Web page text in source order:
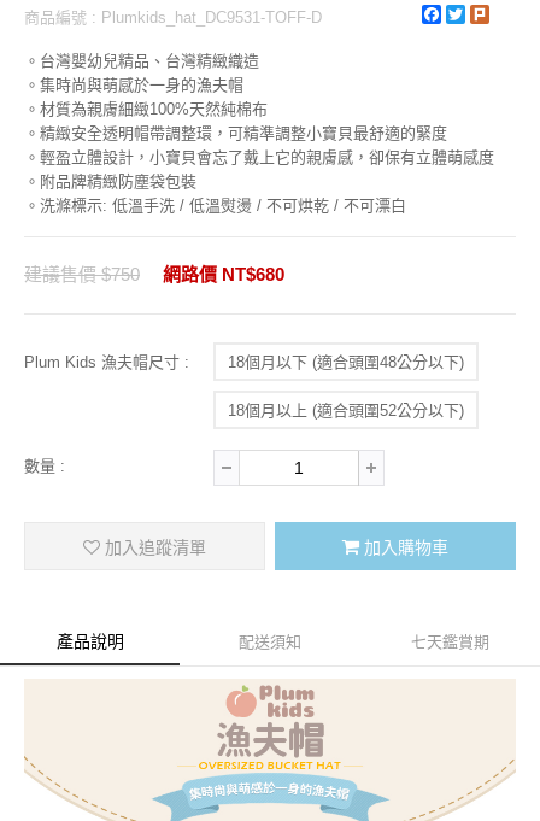
Facebook
Twitter
商品編號 : Plumkids_hat_DC9531-TOFF-D
。台灣嬰幼兒精品、台灣精緻織造
。集時尚與萌感於一身的漁夫帽
。材質為親膚細緻100%天然純棉布
。精緻安全透明帽帶調整環，可精準調整小寶貝最舒適的緊度
。輕盈立體設計，小寶貝會忘了戴上它的親膚感，卻保有立體萌感度
。附品牌精緻防塵袋包裝
。洗滌標示: 低溫手洗 / 低溫熨燙 / 不可烘乾 / 不可漂白
建議售價 $750 網路價 NT$680
Plum Kids 漁夫帽尺寸 : 18個月以下 (適合頭圍48公分以下)
18個月以上 (適合頭圍52公分以下)
數量 :
加入追蹤清單 加入購物車
產品說明 配送須知 七天鑑賞期